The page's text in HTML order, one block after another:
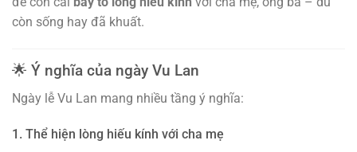
còn sống hay đã khuất.
🌟 Ý nghĩa của ngày Vu Lan
Ngày lễ Vu Lan mang nhiều tầng ý nghĩa:
1. Thể hiện lòng hiếu kính với cha mẹ